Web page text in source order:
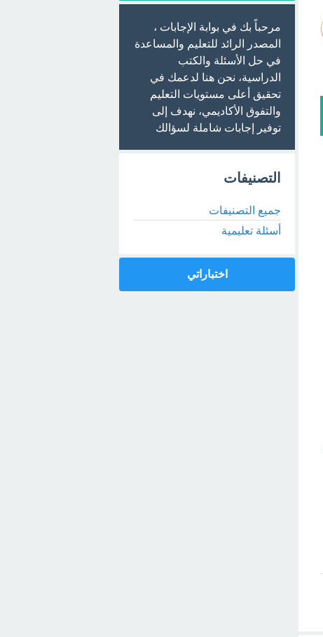
مرحباً بك في بوابة الإجابات ،
المصدر الرائد للتعليم والمساعدة
في حل الأسئلة والكتب
الدراسية، نحن هنا لدعمك في
تحقيق أعلى مستويات التعليم
والتفوق الأكاديمي، نهدف إلى
توفير إجابات شاملة لسؤالك
التصنيفات
جميع التصنيفات
أسئلة تعليمية
اختباراتي